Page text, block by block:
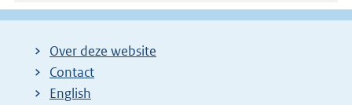
k
Over deze website
Contact
English